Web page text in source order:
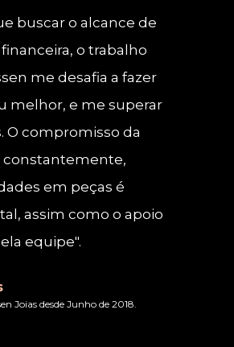
buscar o alcance de
o trabalho
me desafia a fazer
melhor, e me superar
O compromisso da
constantemente,
em peças é
assim como o apoio
equipe".
Joias desde Junho de 2018.